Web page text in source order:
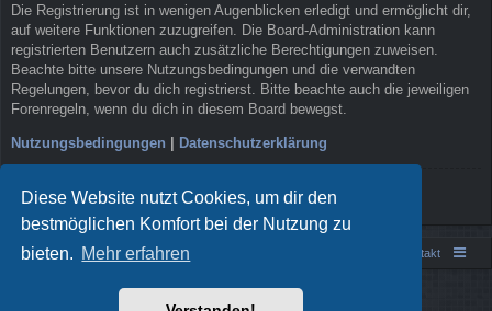
Diese Website nutzt Cookies, um dir den
bestmöglichen Komfort bei der Nutzung zu
bieten. Mehr erfahren
Die Registrierung ist in wenigen Augenblicken erledigt und ermöglicht dir,
auf weitere Funktionen zuzugreifen. Die Board-Administration kann
registrierten Benutzern auch zusätzliche Berechtigungen zuweisen.
Beachte bitte unsere Nutzungsbedingungen und die verwandten
Regelungen, bevor du dich registrierst. Bitte beachte auch die jeweiligen
Forenregeln, wenn du dich in diesem Board bewegst.
Nutzungsbedingungen | Datenschutzerklärung
Registrieren
Portal Foren-Übersicht Kontakt
Powered byphpBB® Forum Software © phpBB Limited